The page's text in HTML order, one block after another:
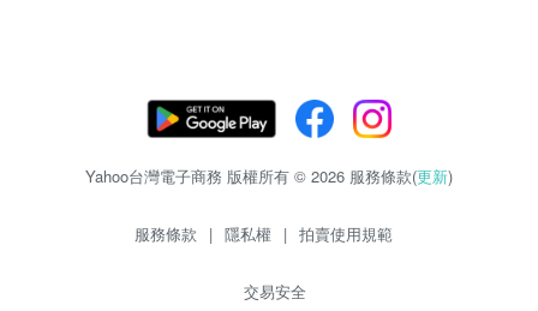
Yahoo台灣電子商務 版權所有 © 2026 服務條款(更新)
服務條款 | 隱私權 | 拍賣使用規範
交易安全